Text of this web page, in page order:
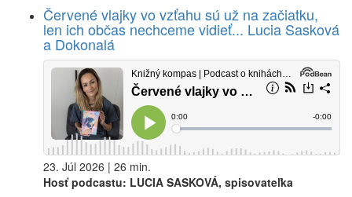
Červené vlajky vo vzťahu sú už na začiatku,
len ich občas nechceme vidieť... Lucia Sasková
a Dokonalá
23. Júl 2026 | 26 min.
Hosť podcastu: LUCIA SASKOVÁ, spisovateľka